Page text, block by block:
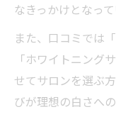
なきっかけとなって
また、口コミでは
「ホワイトニング
せてサロンを選ぶ
びが理想の白さへ